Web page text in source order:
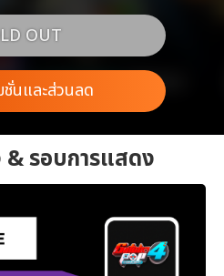
OUT
ชั่นและส่วนลด
รอบการแสดง